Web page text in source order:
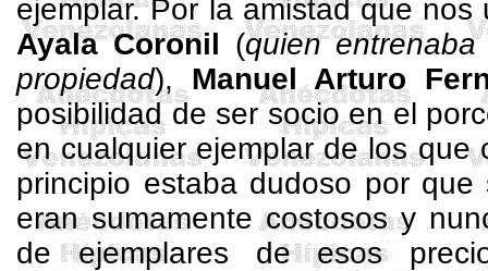
ejemplar. Por la amistad que
Ayala Coronil (quien
propiedad), Manuel Arturo
posibilidad de ser socio en el
en cualquier ejemplar de los que
principio estaba dudoso por
eran sumamente costosos y
de ejemplares de esos